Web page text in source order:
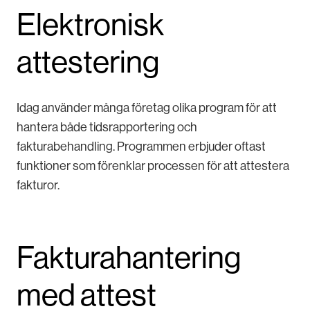
Elektronisk
attestering
Idag använder många företag olika program för att
hantera både tidsrapportering och
fakturabehandling. Programmen erbjuder oftast
funktioner som förenklar processen för att attestera
fakturor.
Fakturahantering
med attest